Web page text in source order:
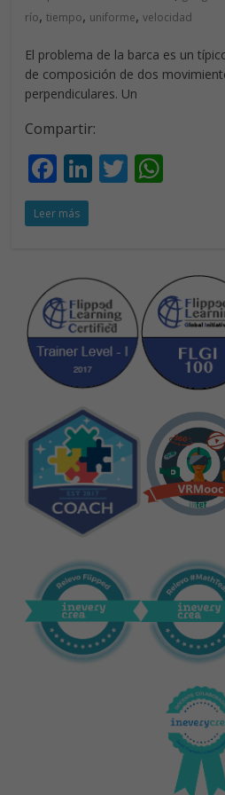
río,tiempo, uniforme,velocidad
El problema de la barca es un
de composición de dos
perpendiculares. Un
Compartir:
F
ac
e
o
o
k
Li
dI
n
T
A
p
p
Leer más